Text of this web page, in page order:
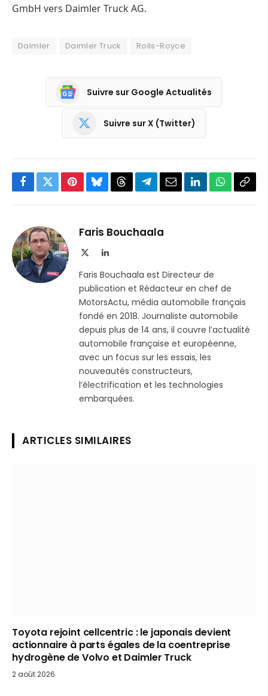
GmbH vers Daimler Truck AG.
Daimler Daimler Truck Rolls-Royce
Suivre sur Google Actualités
Suivre sur X (Twitter)
Facebook
TwitterPinterestBlueskyThreadsPartager
Telegram
EmailLinkedInWhatsApp
Faris Bouchaala
LinkedIn
Faris Bouchaala est Directeur de
publication et Rédacteur en chef de
MotorsActu, média automobile français
fondé en 2018. Journaliste automobile
depuis plus de 14 ans, il couvre l’actualité
automobile française et européenne,
avec un focus sur les essais, les
nouveautés constructeurs,
l’électrification et les technologies
embarquées.
ARTICLES SIMILAIRES
Toyota rejoint cellcentric : le japonais devient
actionnaire à parts égales de la coentreprise
hydrogène de Volvo et Daimler Truck
2 août 2026